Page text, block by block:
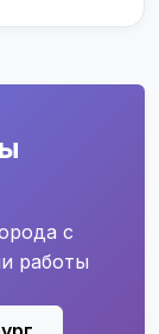
с
работы